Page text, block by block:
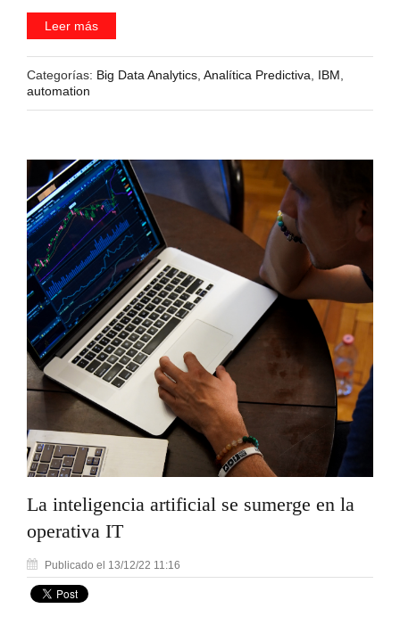
Leer más
Categorías: Big Data Analytics, Analítica Predictiva, IBM,
automation
La inteligencia artificial se sumerge en la
operativa IT
Publicado el 13/12/22 11:16